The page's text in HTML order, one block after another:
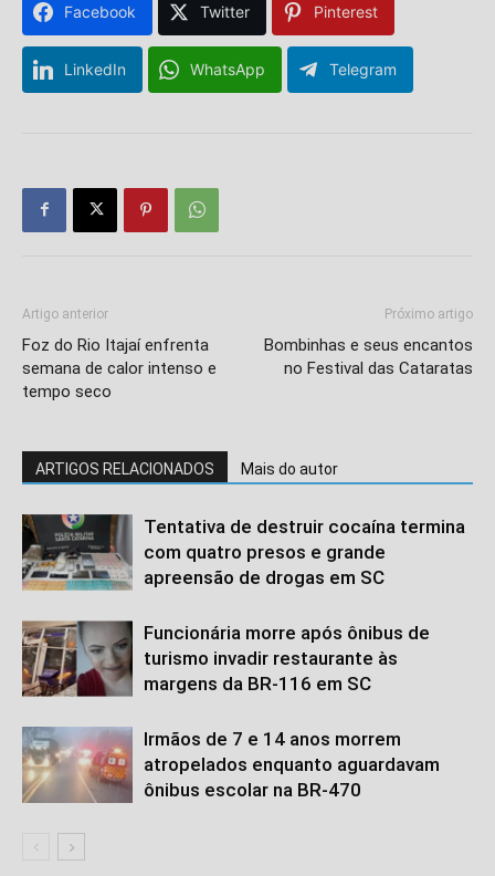
Facebook Twitter Pinterest
LinkedIn WhatsApp Telegram
Artigo anterior
Foz do Rio Itajaí enfrenta
semana de calor intenso e
tempo seco
Próximo artigo
Bombinhas e seus encantos
no Festival das Cataratas
ARTIGOS RELACIONADOS Mais do autor
Tentativa de destruir cocaína termina
com quatro presos e grande
apreensão de drogas em SC
Funcionária morre após ônibus de
turismo invadir restaurante às
margens da BR-116 em SC
Irmãos de 7 e 14 anos morrem
atropelados enquanto aguardavam
ônibus escolar na BR-470